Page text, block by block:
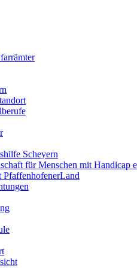
Scheyern
für Menschen mit Handicap
PfaffenhofenerLand